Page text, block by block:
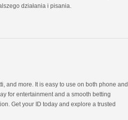
działania i pisania.
and more. It is easy to use on both phone and
for entertainment and a smooth betting
Get your ID today and explore a trusted